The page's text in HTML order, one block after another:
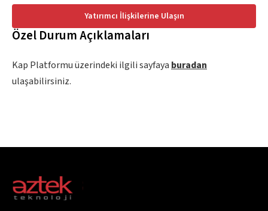
Özel Durum Açıklamaları
Yatırımcı İlişkilerine Ulaşın
Kap Platformu üzerindeki ilgili sayfaya buradan
ulaşabilirsiniz.